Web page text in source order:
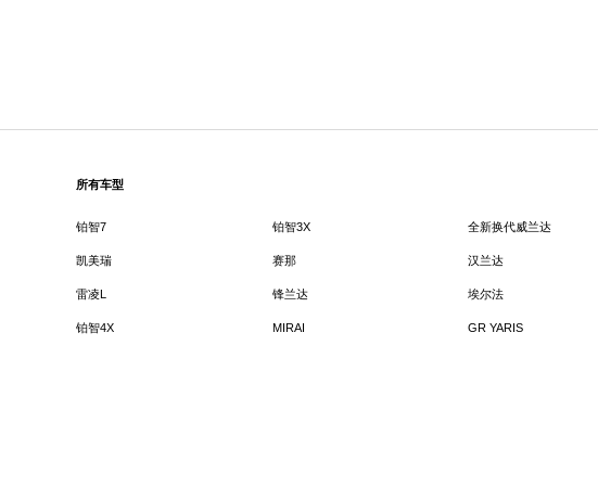
所有车型
铂智7 铂智3X 全新换代威兰达
凯美瑞 赛那 汉兰达
雷凌L 锋兰达 埃尔法
铂智4X MIRAI GR YARIS